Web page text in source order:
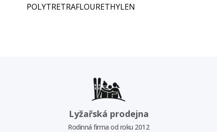
POLYTRETRAFLOURETHYLEN
Lyžařská prodejna
Rodinná firma od roku 2012